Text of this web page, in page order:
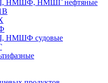
НМШФ, НМШГ нефтяные
судовые